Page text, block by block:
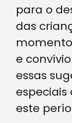
para o
das
e
essas
este